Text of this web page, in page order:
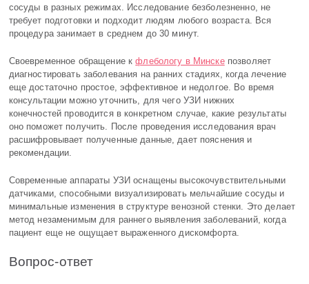
сосуды в разных режимах. Исследование безболезненно, не
требует подготовки и подходит людям любого возраста. Вся
процедура занимает в среднем до 30 минут.
Своевременное обращение кфлебологу в Минскепозволяет
диагностировать заболевания на ранних стадиях, когда лечение
еще достаточно простое, эффективное и недолгое. Во время
консультации можно уточнить, для чего УЗИ нижних
конечностей проводится в конкретном случае, какие результаты
оно поможет получить. После проведения исследования врач
расшифровывает полученные данные, дает пояснения и
рекомендации.
Современные аппараты УЗИ оснащены высокочувствительными
датчиками, способными визуализировать мельчайшие сосуды и
минимальные изменения в структуре венозной стенки. Это делает
метод незаменимым для раннего выявления заболеваний, когда
пациент еще не ощущает выраженного дискомфорта.
Вопрос-ответ